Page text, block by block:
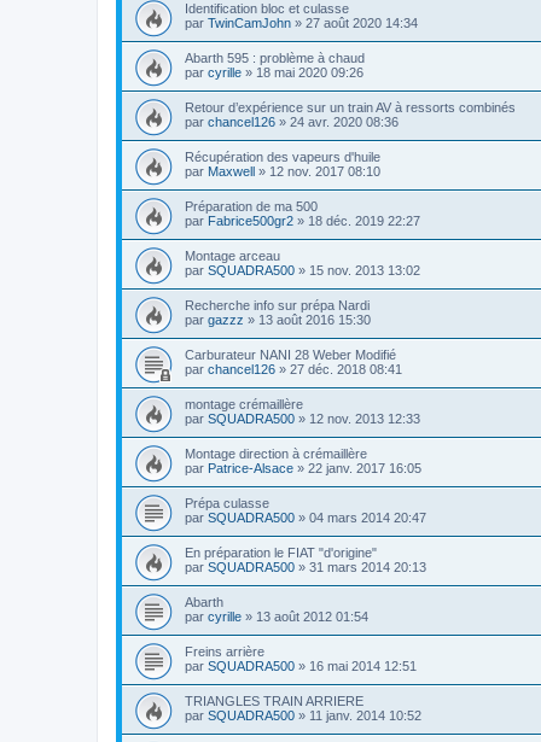
Identification bloc et culasse
par TwinCamJohn » 27 août 2020 14:34
Abarth 595 : problème à chaud
par cyrille » 18 mai 2020 09:26
Retour d’expérience sur un train AV à ressorts combinés
par chancel126 » 24 avr. 2020 08:36
Récupération des vapeurs d'huile
par Maxwell » 12 nov. 2017 08:10
Préparation de ma 500
par Fabrice500gr2 » 18 déc. 2019 22:27
Montage arceau
par SQUADRA500 » 15 nov. 2013 13:02
Recherche info sur prépa Nardi
par gazzz » 13 août 2016 15:30
Carburateur NANI 28 Weber Modifié
par chancel126 » 27 déc. 2018 08:41
montage crémaillère
par SQUADRA500 » 12 nov. 2013 12:33
Montage direction à crémaillère
par Patrice-Alsace » 22 janv. 2017 16:05
Prépa culasse
par SQUADRA500 » 04 mars 2014 20:47
En préparation le FIAT "d'origine"
par SQUADRA500 » 31 mars 2014 20:13
Abarth
par cyrille » 13 août 2012 01:54
Freins arrière
par SQUADRA500 » 16 mai 2014 12:51
TRIANGLES TRAIN ARRIERE
par SQUADRA500 » 11 janv. 2014 10:52